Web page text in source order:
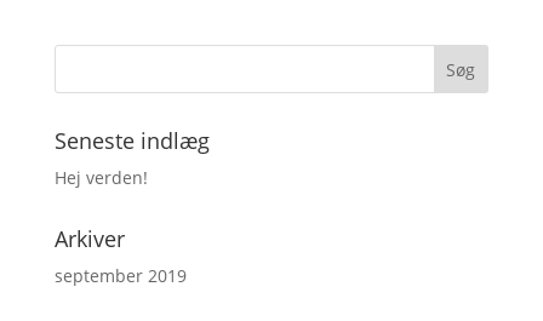
Seneste indlæg
Hej verden!
Arkiver
september 2019